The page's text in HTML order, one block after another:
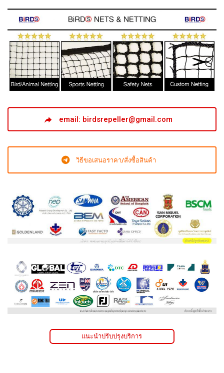
email: birdsrepeller@gmail.com
วิธีขอเสนอราคา/สั่งซื้อสินค้า
แนะนำปรับปรุงบริการ